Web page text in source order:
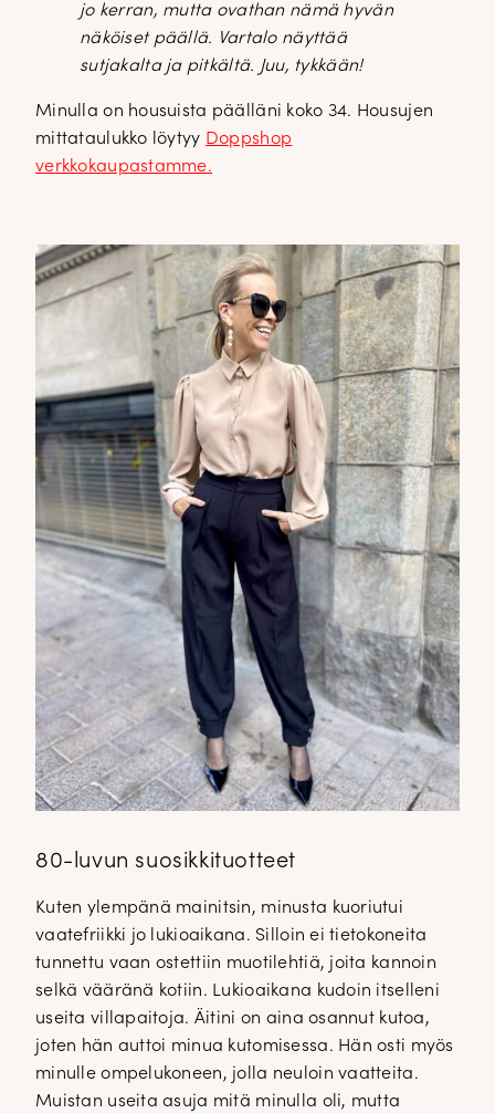
jo kerran, mutta ovathan nämä hyvän
näköiset päällä. Vartalo näyttää
sutjakalta ja pitkältä. Juu, tykkään!
Minulla on housuista päälläni koko 34. Housujen
mittataulukko löytyy Doppshop
verkkokaupastamme.
80-luvun suosikkituotteet
Kuten ylempänä mainitsin, minusta kuoriutui
vaatefriikki jo lukioaikana. Silloin ei tietokoneita
tunnettu vaan ostettiin muotilehtiä, joita kannoin
selkä vääränä kotiin. Lukioaikana kudoin itselleni
useita villapaitoja. Äitini on aina osannut kutoa,
joten hän auttoi minua kutomisessa. Hän osti myös
minulle ompelukoneen, jolla neuloin vaatteita.
Muistan useita asuja mitä minulla oli, mutta